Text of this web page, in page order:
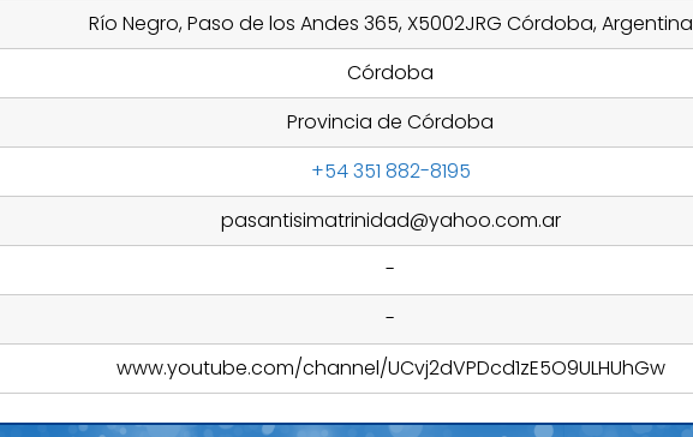
Río Negro, Paso de los Andes 365, X5002JRG Córdoba, Argentina
Córdoba
Provincia de Córdoba
+54 351 882-8195
pasantisimatrinidad@yahoo.com.ar
-
-
www.youtube.com/channel/UCvj2dVPDcd1zE5O9ULHUhGw